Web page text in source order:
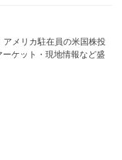
メリカ駐在員の米国株投
ケット・現地情報など盛